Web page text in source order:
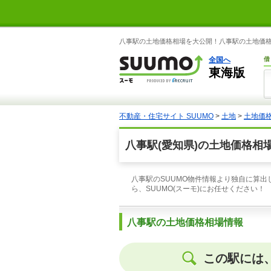
八事駅の土地価格相場を大公開！八事駅の土地価
全国へ
東海版
借
不動産・住宅サイト SUUMO > 土地 > 土地価
八事駅(愛知県)の土地価格相
八事駅のSUUMO物件情報より独自に算
ら、SUUMO(スーモ)にお任せください！
八事駅の土地価格相場情報
この駅には